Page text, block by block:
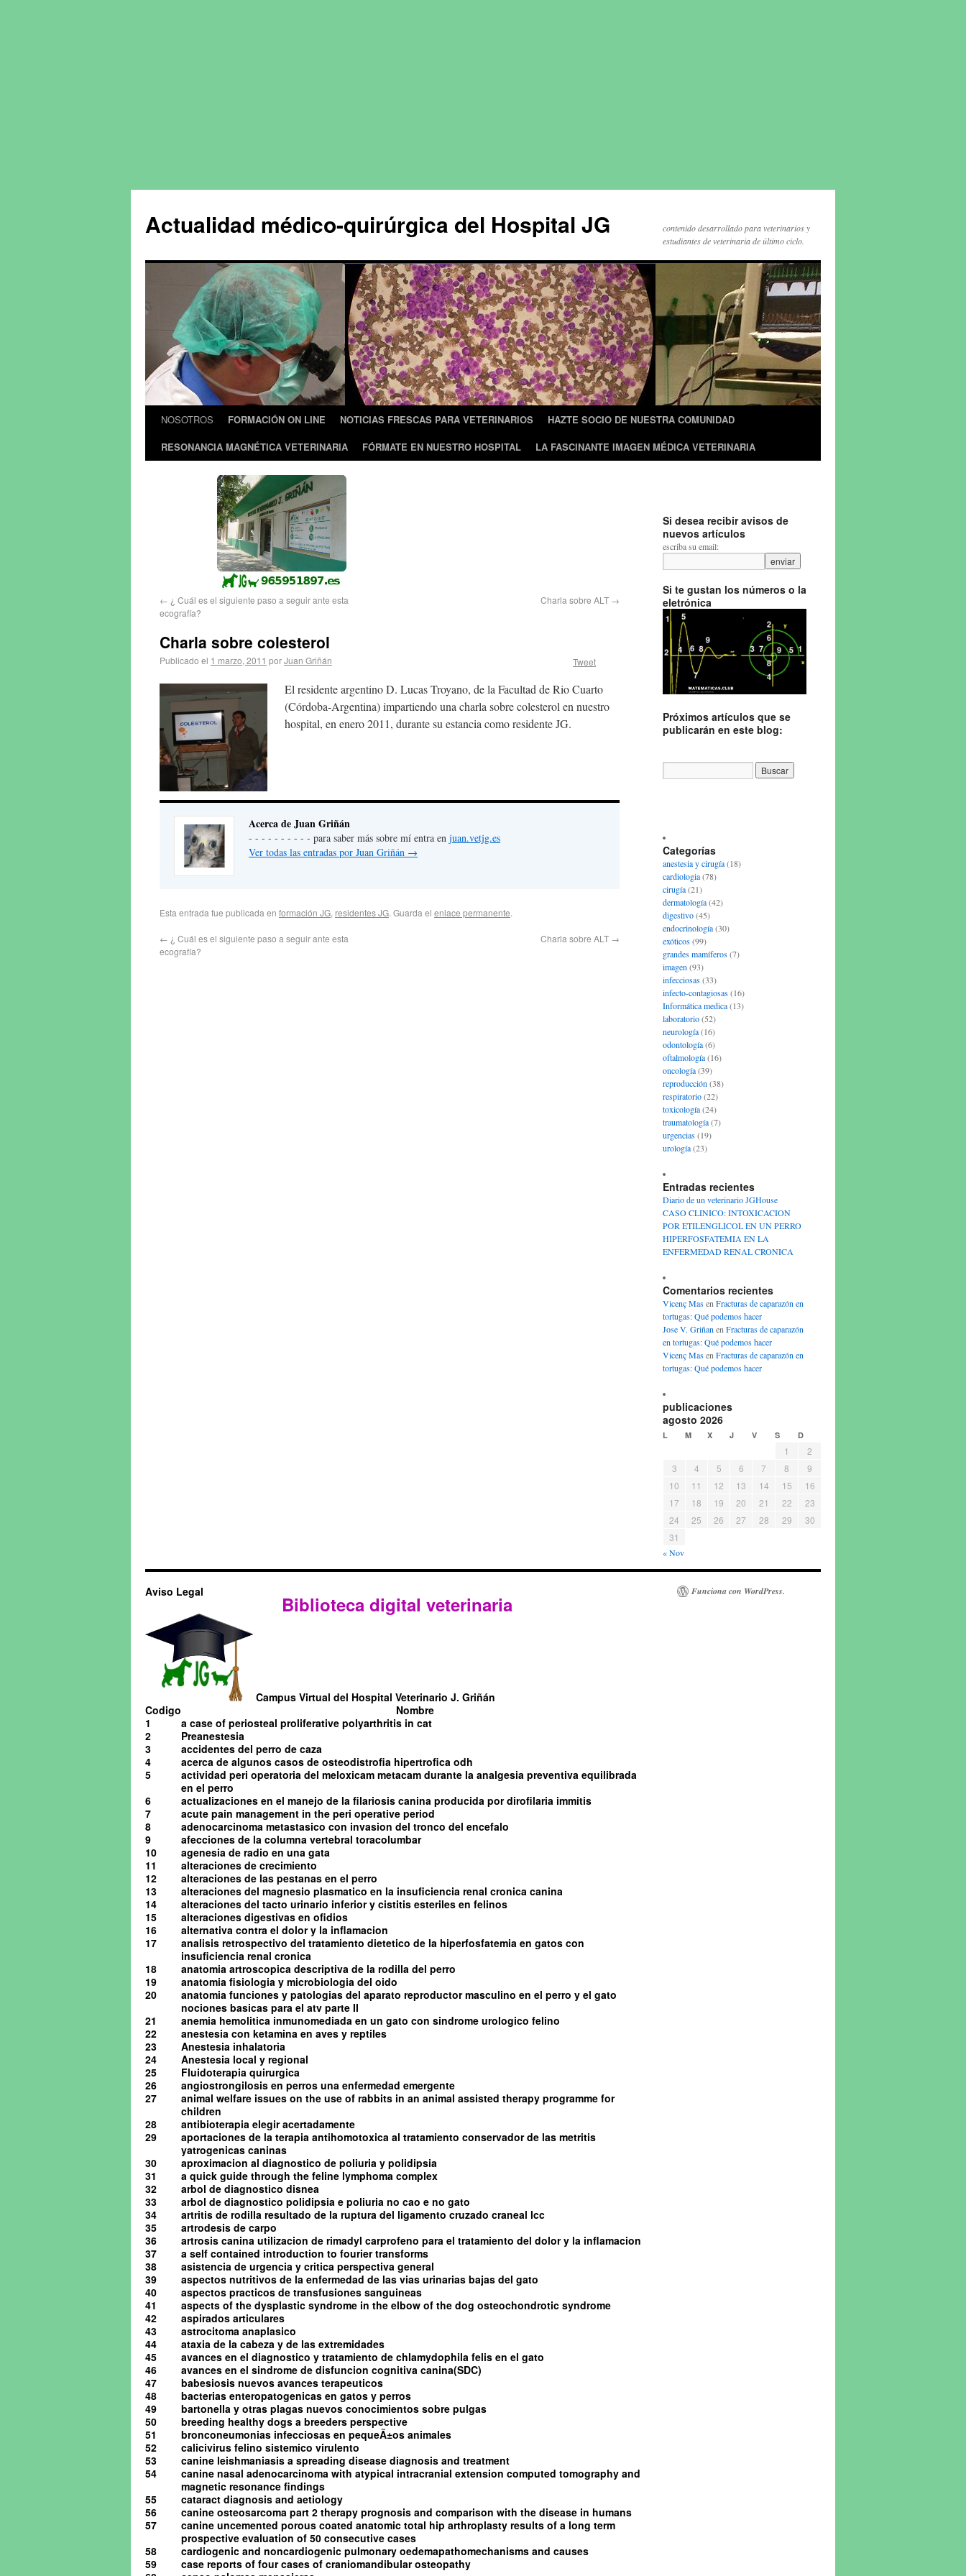
Actualidad médico-quirúrgica del Hospital JG
contenido desarrollado para veterinarios y
estudiantes de veterinaria de último ciclo.
NOSOTROS FORMACIÓN ON LINE NOTICIAS FRESCAS PARA VETERINARIOS
HAZTE SOCIO DE NUESTRA COMUNIDAD
RESONANCIA MAGNÉTICA VETERINARIA
FÓRMATE EN NUESTRO HOSPITAL LA FASCINANTE IMAGEN MÉDICA VETERINARIA
← ¿ Cuál es el siguiente paso a seguir ante esta
ecografía?
Charla sobre ALT →
Charla sobre colesterol
Tweet
Publicado el 1 marzo, 2011 porJuan Griñán
El residente argentino D. Lucas Troyano, de la Facultad de Rio Cuarto
(Córdoba-Argentina) impartiendo una charla sobre colesterol en nuestro
hospital, en enero 2011, durante su estancia como residente JG.
Acerca de Juan Griñán
- - - - - - - - - - para saber más sobre mí entra en juan.vetjg.es
Ver todas las entradas por Juan Griñán →
Esta entrada fue publicada en formación JG, residentes JG. Guarda el enlace permanente.
← ¿ Cuál es el siguiente paso a seguir ante esta
ecografía?
Charla sobre ALT →
Si desea recibir avisos de
nuevos artículos
escriba su email:
Si te gustan los números o la
eletrónica
Próximos artículos que se
publicarán en este blog:
Categorías
anestesia y cirugía(18)
cardiologia(78)
cirugía(21)
dermatología(42)
digestivo(45)
endocrinología(30)
exóticos(99)
grandes mamíferos(7)
imagen (93)
infecciosas(33)
infecto-contagiosas(16)
Informática medica(13)
laboratorio(52)
neurología(16)
odontología(6)
oftalmología(16)
oncología(39)
reproducción (38)
respiratorio(22)
toxicología(24)
traumatología(7)
urgencias(19)
urología(23)
Entradas recientes
Diario de un veterinario JGHouse
CASO CLINICO: INTOXICACION
POR ETILENGLICOL EN UN PERRO
HIPERFOSFATEMIA EN LA
ENFERMEDAD RENAL CRONICA
Comentarios recientes
Vicenç Masen Fracturas de caparazón en
tortugas: Qué podemos hacer
Jose V. Griñan en Fracturas de caparazón
en tortugas: Qué podemos hacer
Vicenç Masen Fracturas de caparazón en
tortugas: Qué podemos hacer
publicaciones
agosto 2026
L M X J V S D
1
2
3
4 5 6 7 8
9
10
11 12 13 14 15
16
17
18 19 20 21 22
23
24
25 26 27 28 29
30
31
« Nov
Aviso Legal
Biblioteca digital veterinaria
Campus Virtual del Hospital Veterinario J. Griñán
Codigo
Nombre
1
a case of periosteal proliferative polyarthritis in cat
2
Preanestesia
3
accidentes del perro de caza
4
acerca de algunos casos de osteodistrofia hipertrofica odh
5
actividad peri operatoria del meloxicam metacam durante la analgesia preventiva equilibrada
en el perro
6
actualizaciones en el manejo de la filariosis canina producida por dirofilaria immitis
7
acute pain management in the peri operative period
8
adenocarcinoma metastasico con invasion del tronco del encefalo
9
afecciones de la columna vertebral toracolumbar
10
agenesia de radio en una gata
11
alteraciones de crecimiento
12
alteraciones de las pestanas en el perro
13
alteraciones del magnesio plasmatico en la insuficiencia renal cronica canina
14
alteraciones del tacto urinario inferior y cistitis esteriles en felinos
15
alteraciones digestivas en ofidios
16
alternativa contra el dolor y la inflamacion
17
analisis retrospectivo del tratamiento dietetico de la hiperfosfatemia en gatos con
insuficiencia renal cronica
18
anatomia artroscopica descriptiva de la rodilla del perro
19
anatomia fisiologia y microbiologia del oido
20
anatomia funciones y patologias del aparato reproductor masculino en el perro y el gato
nociones basicas para el atv parte II
21
anemia hemolitica inmunomediada en un gato con sindrome urologico felino
22
anestesia con ketamina en aves y reptiles
23
Anestesia inhalatoria
24
Anestesia local y regional
25
Fluidoterapia quirurgica
26
angiostrongilosis en perros una enfermedad emergente
27
animal welfare issues on the use of rabbits in an animal assisted therapy programme for
children
28
antibioterapia elegir acertadamente
29
aportaciones de la terapia antihomotoxica al tratamiento conservador de las metritis
yatrogenicas caninas
30
aproximacion al diagnostico de poliuria y polidipsia
31
a quick guide through the feline lymphoma complex
32
arbol de diagnostico disnea
33
arbol de diagnostico polidipsia e poliuria no cao e no gato
34
artritis de rodilla resultado de la ruptura del ligamento cruzado craneal lcc
35
artrodesis de carpo
36
artrosis canina utilizacion de rimadyl carprofeno para el tratamiento del dolor y la inflamacion
37
a self contained introduction to fourier transforms
38
asistencia de urgencia y critica perspectiva general
39
aspectos nutritivos de la enfermedad de las vias urinarias bajas del gato
40
aspectos practicos de transfusiones sanguineas
41
aspects of the dysplastic syndrome in the elbow of the dog osteochondrotic syndrome
42
aspirados articulares
43
astrocitoma anaplasico
44
ataxia de la cabeza y de las extremidades
45
avances en el diagnostico y tratamiento de chlamydophila felis en el gato
46
avances en el sindrome de disfuncion cognitiva canina(SDC)
47
babesiosis nuevos avances terapeuticos
48
bacterias enteropatogenicas en gatos y perros
49
bartonella y otras plagas nuevos conocimientos sobre pulgas
50
breeding healthy dogs a breeders perspective
51
bronconeumonias infecciosas en pequeÃ±os animales
52
calicivirus felino sistemico virulento
53
canine leishmaniasis a spreading disease diagnosis and treatment
54
canine nasal adenocarcinoma with atypical intracranial extension computed tomography and
magnetic resonance findings
55
cataract diagnosis and aetiology
56
canine osteosarcoma part 2 therapy prognosis and comparison with the disease in humans
57
canine uncemented porous coated anatomic total hip arthroplasty results of a long term
prospective evaluation of 50 consecutive cases
58
cardiogenic and noncardiogenic pulmonary oedemapathomechanisms and causes
59
case reports of four cases of craniomandibular osteopathy
Funciona con WordPress.